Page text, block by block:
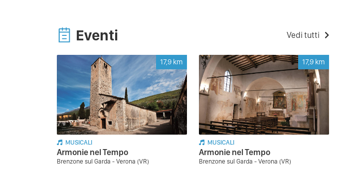
Eventi Vedi tutti
17,9 km
MUSICALI
Armonie nel Tempo
Brenzone sul Garda - Verona (VR)
17,9 km
MUSICALI
Armonie nel Tempo
Brenzone sul Garda - Verona (VR)